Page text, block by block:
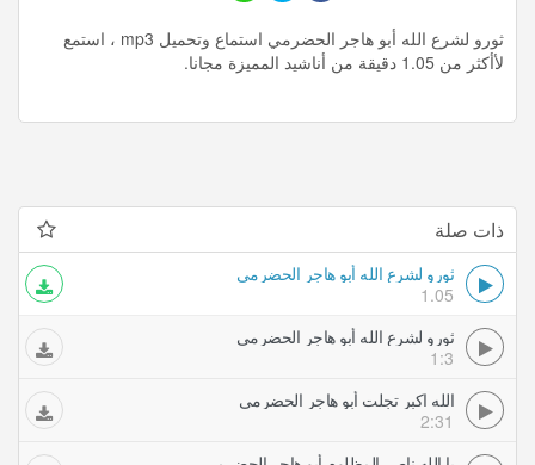
ثورو لشرع الله أبو هاجر الحضرمي استماع وتحميل mp3 ، استمع
لأأكثر من 1.05 دقيقة من أناشيد المميزة مجانا.
ذات صلة
ثورو لشرع الله أبو هاجر الحضرمي
1.05
ثورو لشرع الله أبو هاجر الحضرمي
1:3
الله اكبر تجلت أبو هاجر الحضرمي
2:31